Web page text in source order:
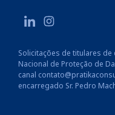
Solicitações de titulares
Nacional de Proteção de
canal
encarregado Sr. Pedro